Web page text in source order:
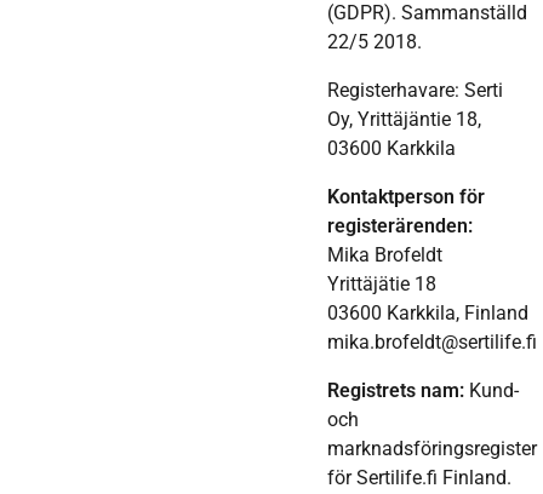
(GDPR). Sammanställd
22/5 2018.
Registerhavare: Serti
Oy, Yrittäjäntie 18,
03600 Karkkila
Kontaktperson för
registerärenden:
Mika Brofeldt
Yrittäjätie 18
03600 Karkkila, Finland
mika.brofeldt@sertilife.fi
Registrets nam: Kund-
och
marknadsföringsregister
för Sertilife.fi Finland.